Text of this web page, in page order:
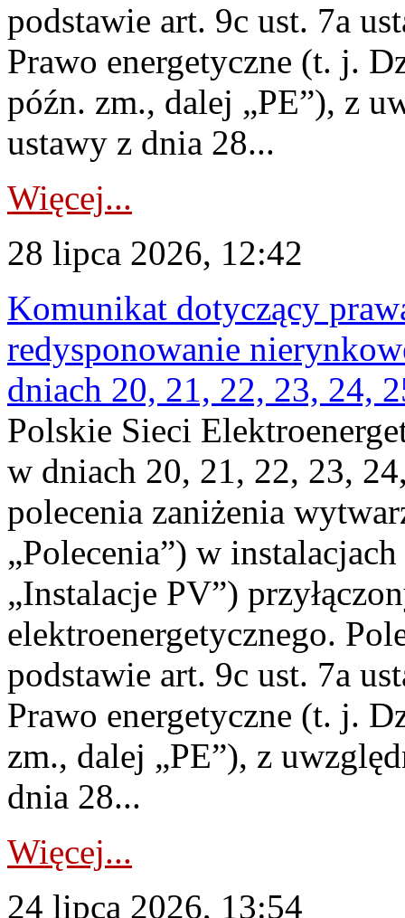
podstawie art. 9c ust. 7a
Prawo energetyczne (t. j.
późn. zm., dalej „PE”), z
ustawy z dnia 28...
Więcej...
28 lipca 2026, 12:42
Komunikat dotyczący
redysponowanie
dniach 20, 21, 22, 23, 24,
Polskie Sieci
w dniach 20, 21, 22, 23,
polecenia zaniżenia
„Polecenia”) w
„Instalacje PV”)
elektroenergetycznego.
podstawie art. 9c ust. 7a
Prawo energetyczne (t. j.
zm., dalej „PE”), z
dnia 28...
Więcej...
24 lipca 2026, 13:54